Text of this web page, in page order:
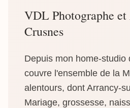
VDL Photographe
Crusnes
Depuis mon home-studio
couvre l'ensemble de la
alentours, dont Arrancy-
Mariage, grossesse,